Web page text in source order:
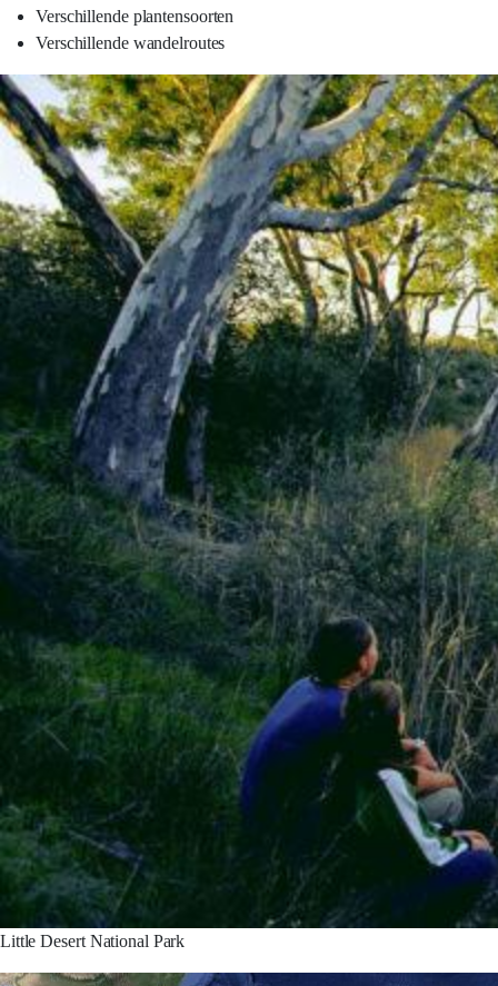
Verschillende plantensoorten
Verschillende wandelroutes
Little Desert National Park